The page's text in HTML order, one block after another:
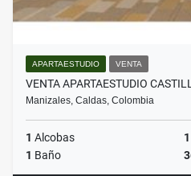
APARTAESTUDIO VENTA
VENTA APARTAESTUDIO
Manizales, Caldas, Colombia
1 Alcobas 1
1 Baño